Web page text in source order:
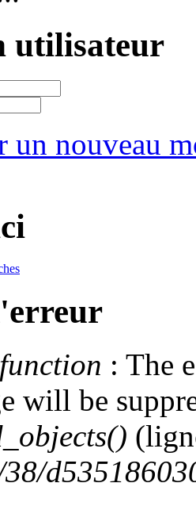
utilisateur
un nouveau
: The
will be
38/